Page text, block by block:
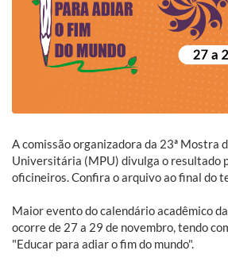
A comissão organizadora da 23ª Mostra
Universitária (MPU) divulga o resultado
oficineiros. Confira o arquivo ao final do
Maior evento do calendário acadêmico
ocorre de 27 a 29 de novembro, tendo
"Educar para adiar o fim do mundo".